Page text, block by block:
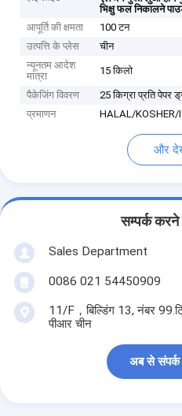
भिक्षु फल निकालने
आपूर्ति की क्षमता
100 टन
उत्पत्ति के प्लेस
चीन
न्यूनतम आदेश
मात्रा
15 किलो
पैकेजिंग विवरण
25 किग्रा प्रति पेपर
प्रमाणन
HALAL/
और
सम्पर्क करने
Sales Department
0086 021 54450909
11/F，बिल्डिंग 13, नंबर
पीआर चीन
अब से